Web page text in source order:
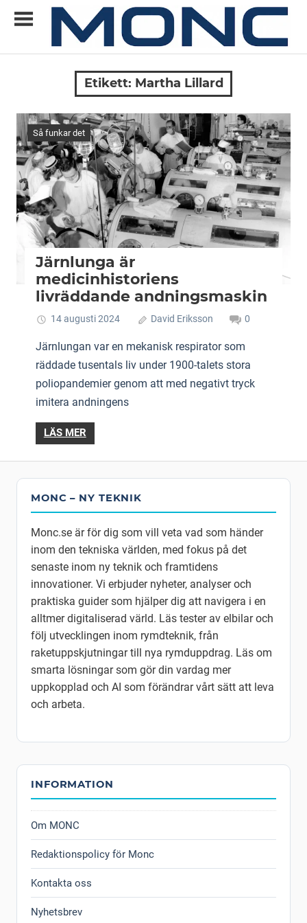
Allt
om
ny
teknik
Etikett: Martha Lillard
Så funkar det
Järnlunga är
medicinhistoriens
livräddande andningsmaskin
14 augusti 2024 David Eriksson 0
Järnlungan var en mekanisk respirator som
räddade tusentals liv under 1900-talets stora
poliopandemier genom att med negativt tryck
imitera andningens
LÄS MER
MONC – NY TEKNIK
Monc.se är för dig som vill veta vad som händer
inom den tekniska världen, med fokus på det
senaste inom ny teknik och framtidens
innovationer. Vi erbjuder nyheter, analyser och
praktiska guider som hjälper dig att navigera i en
alltmer digitaliserad värld. Läs tester av elbilar och
följ utvecklingen inom rymdteknik, från
raketuppskjutningar till nya rymduppdrag. Läs om
smarta lösningar som gör din vardag mer
uppkopplad och AI som förändrar vårt sätt att leva
och arbeta.
INFORMATION
Om MONC
Redaktionspolicy för Monc
Kontakta oss
Nyhetsbrev